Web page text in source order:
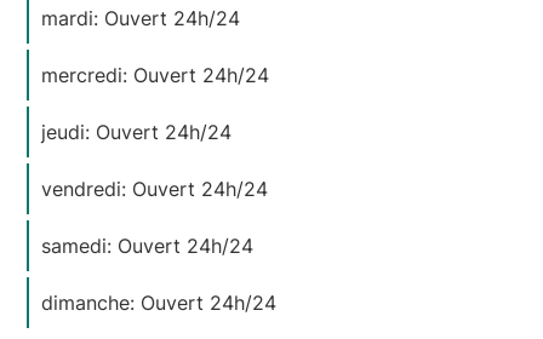
mardi: Ouvert 24h/24
mercredi: Ouvert 24h/24
jeudi: Ouvert 24h/24
vendredi: Ouvert 24h/24
samedi: Ouvert 24h/24
dimanche: Ouvert 24h/24